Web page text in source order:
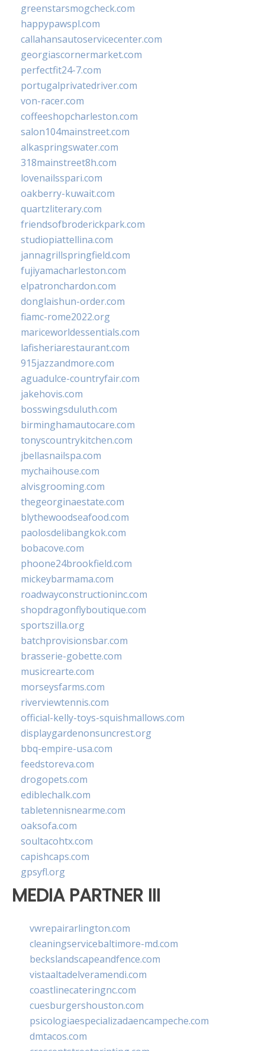
greenstarsmogcheck.com
happypawspl.com
callahansautoservicecenter.com
georgiascornermarket.com
perfectfit24-7.com
portugalprivatedriver.com
von-racer.com
coffeeshopcharleston.com
salon104mainstreet.com
alkaspringswater.com
318mainstreet8h.com
lovenailsspari.com
oakberry-kuwait.com
quartzliterary.com
friendsofbroderickpark.com
studiopiattellina.com
jannagrillspringfield.com
fujiyamacharleston.com
elpatronchardon.com
donglaishun-order.com
fiamc-rome2022.org
mariceworldessentials.com
lafisheriarestaurant.com
915jazzandmore.com
aguadulce-countryfair.com
jakehovis.com
bosswingsduluth.com
birminghamautocare.com
tonyscountrykitchen.com
jbellasnailspa.com
mychaihouse.com
alvisgrooming.com
thegeorginaestate.com
blythewoodseafood.com
paolosdelibangkok.com
bobacove.com
phoone24brookfield.com
mickeybarmama.com
roadwayconstructioninc.com
shopdragonflyboutique.com
sportszilla.org
batchprovisionsbar.com
brasserie-gobette.com
musicrearte.com
morseysfarms.com
riverviewtennis.com
official-kelly-toys-squishmallows.com
displaygardenonsuncrest.org
bbq-empire-usa.com
feedstoreva.com
drogopets.com
ediblechalk.com
tabletennisnearme.com
oaksofa.com
soultacohtx.com
capishcaps.com
gpsyfl.org
MEDIA PARTNER III
vwrepairarlington.com
cleaningservicebaltimore-md.com
beckslandscapeandfence.com
vistaaltadelveramendi.com
coastlinecateringnc.com
cuesburgershouston.com
psicologiaespecializadaencampeche.com
dmtacos.com